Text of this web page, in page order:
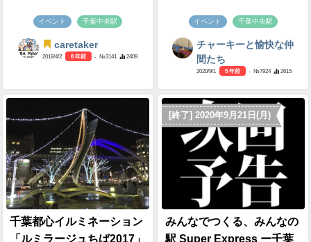
イベント 千葉中央駅
caretaker
2018/4/2 8 年前 - №3141 2409
イベント 千葉中央駅
チャーキーと愉快な仲
間たち
2020/9/1 5 年前 - №7924 2615
千葉都心イルミネーション
「ルミラージュちば2017」
[終了] 2020年9月21日(月)
みんなでつくる、みんなの
駅 Super Express ー千葉